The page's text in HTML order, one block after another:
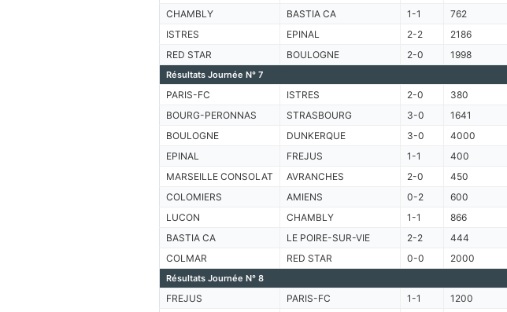
CHAMBLY
BASTIA CA 1-1
762
ISTRES
EPINAL 2-2
2186
RED STAR
BOULOGNE 2-0 1998
Résultats Journée N° 7
PARIS-FC ISTRES 2-0 380
BOURG-PERONNAS
STRASBOURG 3-0
1641
BOULOGNE
DUNKERQUE 3-0
4000
EPINAL
FREJUS 1-1
400
MARSEILLE CONSOLAT
AVRANCHES 2-0
450
COLOMIERS
AMIENS 0-2
600
LUCON
CHAMBLY 1-1
866
BASTIA CA
LE POIRE-SUR-VIE 2-2
444
COLMAR
RED STAR 0-0 2000
Résultats Journée N° 8
FREJUS PARIS-FC 1-1
1200